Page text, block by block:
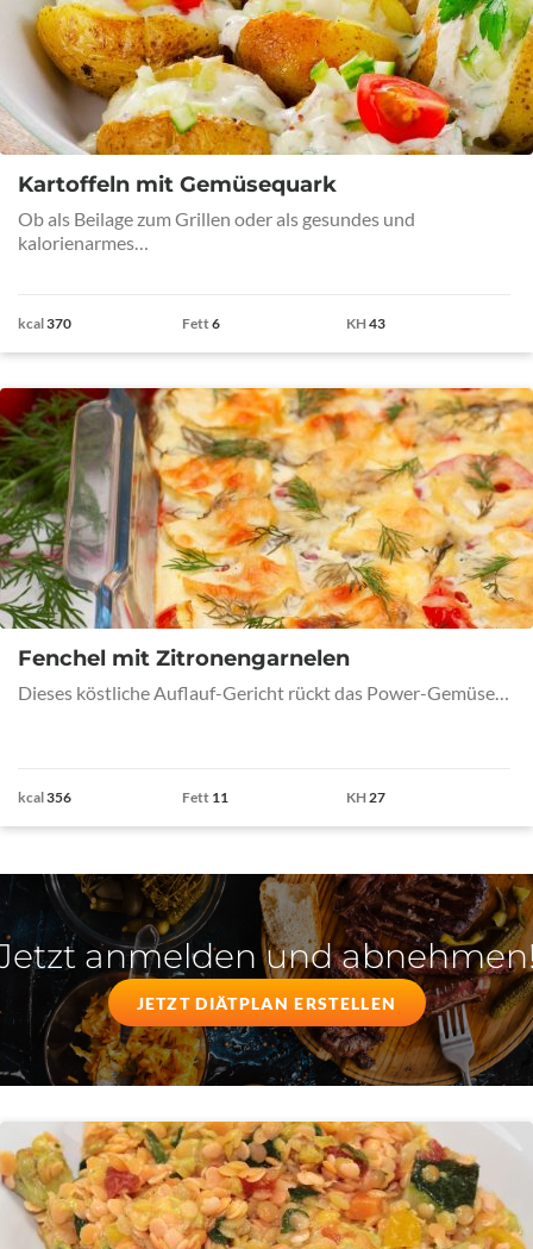
Kartoffeln mit Gemüsequark
Ob als Beilage zum Grillen oder als gesundes und
kalorienarmes…
kcal370 Fett6 KH43
Fenchel mit Zitronengarnelen
Dieses köstliche Auflauf-Gericht rückt das Power-Gemüse…
kcal356 Fett 11 KH27
anmelden und
JETZT DIÄTPLAN ERSTELLEN